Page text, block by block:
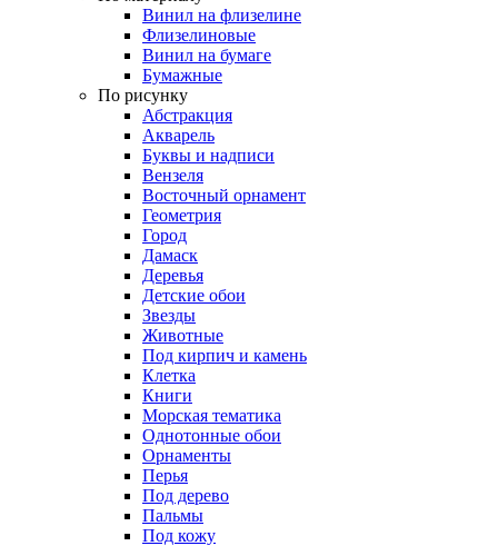
Винил на флизелине
Флизелиновые
Винил на бумаге
Бумажные
По рисунку
Абстракция
Акварель
Буквы и надписи
Вензеля
Восточный орнамент
Геометрия
Город
Дамаск
Деревья
Детские обои
Звезды
Животные
Под кирпич и камень
Клетка
Книги
Морская тематика
Однотонные обои
Орнаменты
Перья
Под дерево
Пальмы
Под кожу